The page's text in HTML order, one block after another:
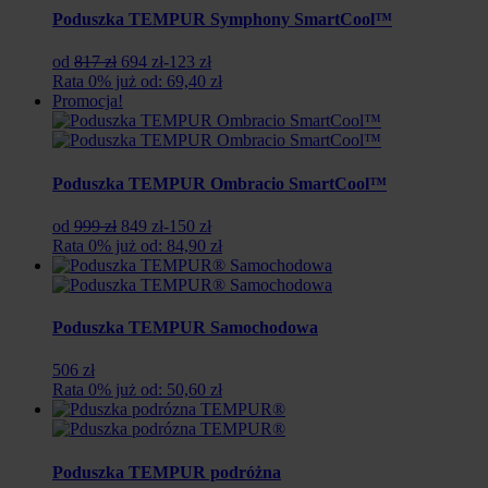
Poduszka TEMPUR Symphony SmartCool™
od 817 zł Pierwotna
cena
wynosiła:
817
zł.
694 złAktualna
cena
694
zł.
-123 zł
Rata 0% już od: 69,40 zł
Promocja!
Poduszka TEMPUR Ombracio SmartCool™
od 999 zł Pierwotna
cena
wynosiła:
999
849 złAktualna
cena
wynosi:
849
-150 zł
Rata 0% już od: 84,90 zł
Poduszka TEMPUR Samochodowa
506 zł
Rata 0% już od: 50,60 zł
Poduszka TEMPUR podróżna